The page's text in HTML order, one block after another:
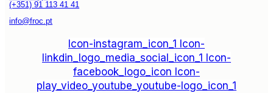
(+351) 91 113 41 41
info@froc.pt
Icon-instagram_icon_1
Icon-
linkdin_logo_media_social_icon_1
Icon-
facebook_logo_icon Icon-
play_video_youtube_youtube-logo_icon_1